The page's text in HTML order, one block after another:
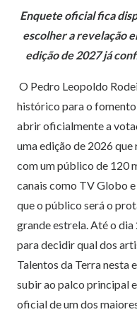
Enquete oficial fica
escolher a revelação
edição de 2027 já
O Pedro Leopoldo
histórico para o
abrir oficialmente a
uma edição de 2026
com um público de 120
canais como TV Globo
que o público será o
grande estrela. Até o
para decidir qual dos
Talentos da Terra nesta
subir ao palco principal
oficial de um dos